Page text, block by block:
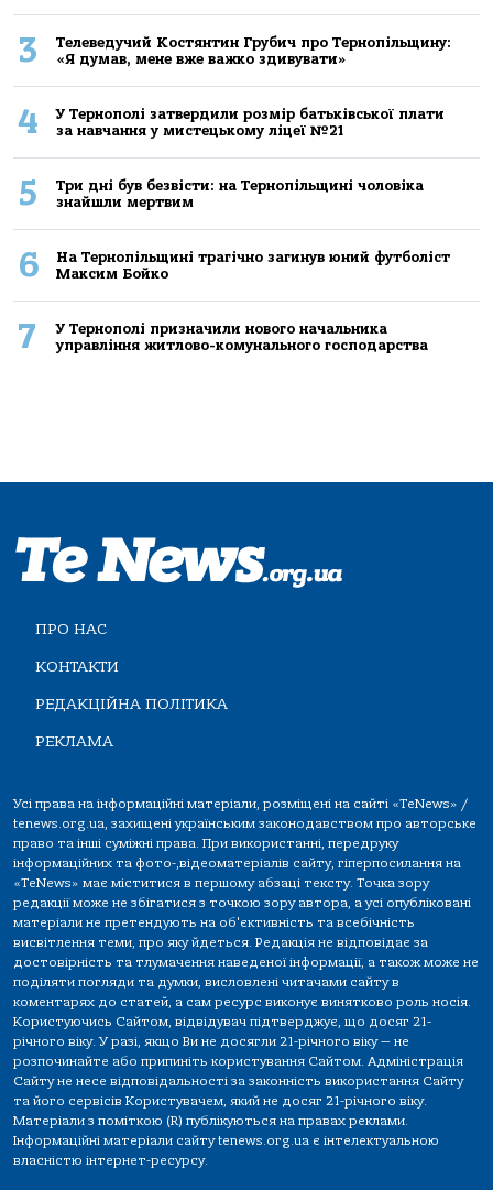
3
Телеведучий Костянтин Грубич про Тернопільщину:
«Я думав, мене вже важко здивувати»
4
У Тернополі затвердили розмір батьківської плати
за навчання у мистецькому ліцеї №21
5
Три дні був безвісти: на Тернопільщині чоловіка
знайшли мертвим
6
На Тернопільщині трагічно загинув юний футболіст
Максим Бойко
7
У Тернополі призначили нового начальника
управління житлово-комунального господарства
ПРО НАС
КОНТАКТИ
РЕДАКЦІЙНА ПОЛІТИКА
РЕКЛАМА
Усі права на інформаційні матеріали, розміщені на сайті «TeNews» /
tenews.org.ua, захищені українським законодавством про авторське
право та інші суміжні права. При використанні, передруку
інформаційних та фото-,відеоматеріалів сайту, гіперпосилання на
«TeNews» має міститися в першому абзаці тексту. Точка зору
редакції може не збігатися з точкою зору автора, а усі опубліковані
матеріали не претендують на об'єктивність та всебічність
висвітлення теми, про яку йдеться. Редакція не відповідає за
достовірність та тлумачення наведеної інформації, а також може не
поділяти погляди та думки, висловлені читачами сайту в
коментарях до статей, а сам ресурс виконує винятково роль носія.
Користуючись Сайтом, відвідувач підтверджує, що досяг 21-
річного віку. У разі, якщо Ви не досягли 21-річного віку — не
розпочинайте або припиніть користування Сайтом. Адміністрація
Сайту не несе відповідальності за законність використання Сайту
та його сервісів Користувачем, який не досяг 21-річного віку.
Матеріали з поміткою (R) публікуються на правах реклами.
Інформаційні матеріали сайту tenews.org.ua є інтелектуальною
власністю інтернет-ресурсу.